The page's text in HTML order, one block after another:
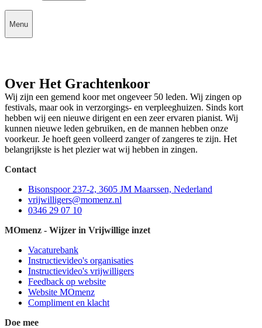
Menu
Over Het Grachtenkoor
Wij zijn een gemend koor met ongeveer 50 leden. Wij zingen op
festivals, maar ook in verzorgings- en verpleeghuizen. Sinds kort
hebben wij een nieuwe dirigent en een zeer ervaren pianist. Wij
kunnen nieuwe leden gebruiken, en de mannen hebben onze
voorkeur. Je hoeft geen volleerd zanger of zangeres te zijn. Het
belangrijkste is het plezier wat wij hebben in zingen.
Contact
Bisonspoor 237-2, 3605 JM Maarssen, Nederland
vrijwilligers@momenz.nl
0346 29 07 10
MOmenz - Wijzer in Vrijwillige inzet
Vacaturebank
Instructievideo's organisaties
Instructievideo's vrijwilligers
Feedback op website
Website MOmenz
Compliment en klacht
Doe mee